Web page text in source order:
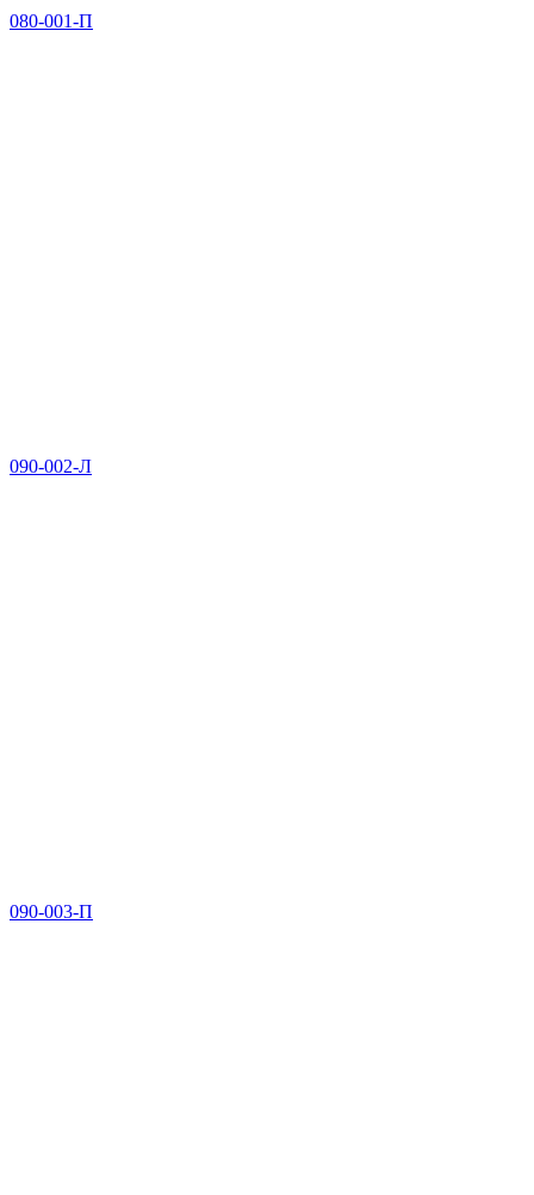
080-001-П
090-002-Л
090-003-П